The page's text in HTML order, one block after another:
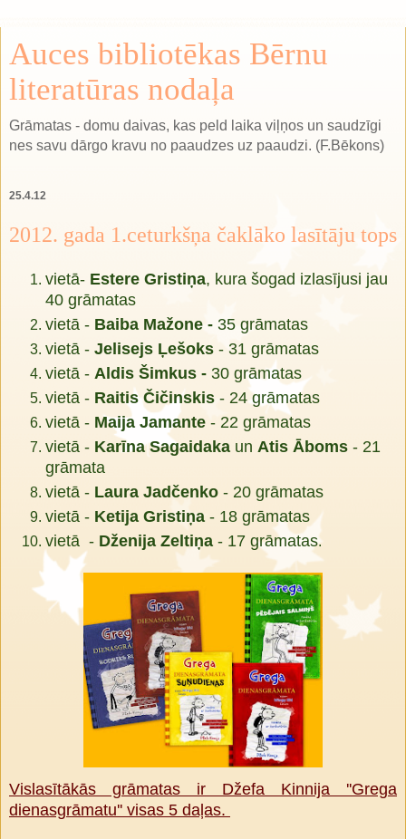
Auces bibliotēkas Bērnu
literatūras nodaļa
Grāmatas - domu daivas, kas peld laika viļņos un saudzīgi
nes savu dārgo kravu no paaudzes uz paaudzi. (F.Bēkons)
25.4.12
2012. gada 1.ceturkšņa čaklāko lasītāju tops
vietā- Estere Gristiņa, kura šogad izlasījusi jau
40 grāmatas
vietā - Baiba Mažone - 35 grāmatas
vietā - Jelisejs Ļešoks - 31 grāmatas
vietā - Aldis Šimkus - 30 grāmatas
vietā - Raitis Čičinskis - 24 grāmatas
vietā - Maija Jamante - 22 grāmatas
vietā - Karīna Sagaidaka un Atis Āboms - 21
grāmata
vietā - Laura Jadčenko - 20 grāmatas
vietā - Ketija Gristiņa - 18 grāmatas
vietā - Dženija Zeltiņa - 17 grāmatas.
Vislasītākās grāmatas ir Džefa Kinnija ''Grega
dienasgrāmatu'' visas 5 daļas.